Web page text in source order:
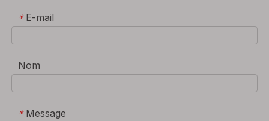
* E-mail
Nom
* Message